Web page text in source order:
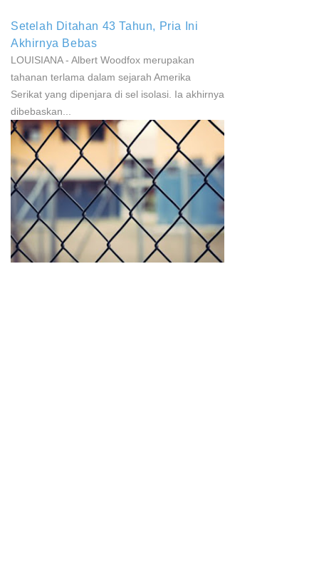
Setelah Ditahan 43 Tahun, Pria Ini
Akhirnya Bebas
LOUISIANA - Albert Woodfox merupakan
tahanan terlama dalam sejarah Amerika
Serikat yang dipenjara di sel isolasi. Ia akhirnya
dibebaskan...